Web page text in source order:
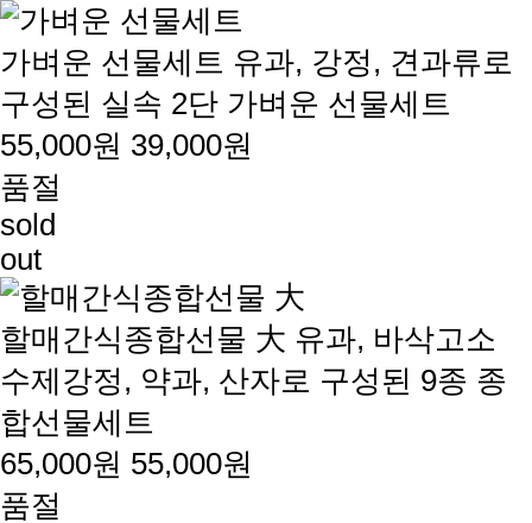
가벼운 선물세트 유과, 강정, 견과류로
구성된 실속 2단 가벼운 선물세트
55,000원 39,000원
품절
sold
out
할매간식종합선물 大 유과, 바삭고소
수제강정, 약과, 산자로 구성된 9종 종
합선물세트
65,000원 55,000원
품절